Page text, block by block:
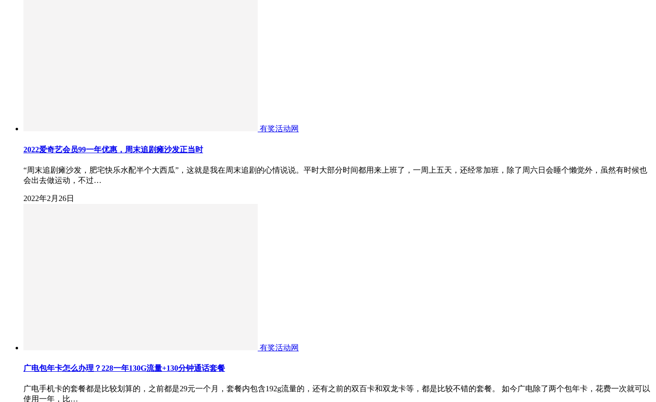
有奖活动网
2022爱奇艺会员99一年优惠，周末追剧瘫沙发正当时
“周末追剧瘫沙发，肥宅快乐水配半个大西瓜”，这就是我在周末追剧的心情说说。平时大部分时间都用来上班了，一周上五天，还经常加班，除了周六日会睡个懒觉外，虽然有时候也
会出去做运动，不过…
2022年2月26日
有奖活动网
广电包年卡怎么办理？228一年130G流量+130分钟通话套餐
广电手机卡的套餐都是比较划算的，之前都是29元一个月，套餐内包含192g流量的，还有之前的双百卡和双龙卡等，都是比较不错的套餐。 如今广电除了两个包年卡，花费一次就可以
使用一年，比…